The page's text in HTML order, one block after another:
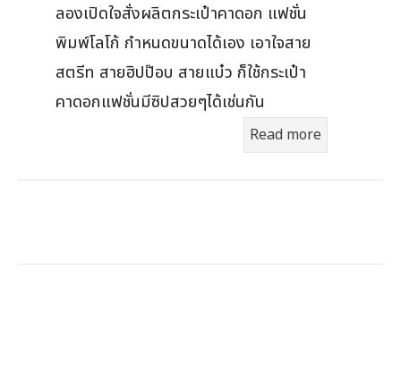
ลองเปิดใจสั่งผลิตกระเป๋าคาดอก แฟชั่น
พิมพ์โลโก้ กำหนดขนาดได้เอง เอาใจสาย
สตรีท สายฮิปป๊อบ สายแบ๋ว ก็ใช้กระเป๋า
คาดอกแฟชั่นมีซิปสวยๆได้เช่นกัน
Read more